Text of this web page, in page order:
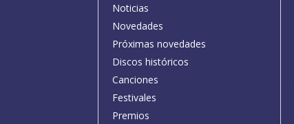
Noticias
Novedades
Próximas novedades
Discos históricos
Canciones
Festivales
Premios